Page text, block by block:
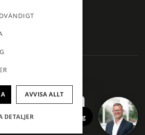
NYHETSBREV
Ring upp mig
AVVISA ALLT
DETALJER